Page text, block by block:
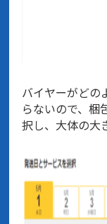
バイヤーがどの
らないので、梱
択し、大体の大